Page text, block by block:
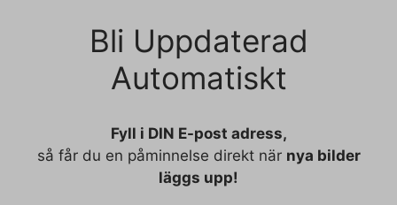
Bli Uppdaterad
Automatiskt
Fyll i DIN E-post adress,
så får du en påminnelse direkt när nya bilder
läggs upp!